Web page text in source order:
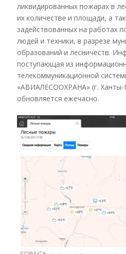
ликвидированных пожарах в
их количестве и площади, а
задействованных на работах
людей и техники, в разрезе
образований и лесничеств.
поступающая из
телекоммуникационной
«АВИАЛЕСООХРАНА» (г. Ханты-
обновляется ежечасно.